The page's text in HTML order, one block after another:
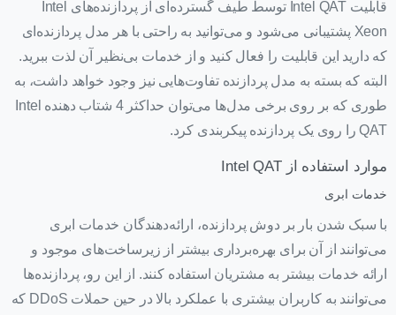
قابلیت Intel QAT توسط طیف گسترده‌ای از پردازنده‌های Intel
Xeon پشتیبانی می‌شود و می‌توانید به راحتی با هر مدل پردازنده‌‌ای
که دارید این قابلیت را فعال کنید و از خدمات بی‌نظیر آن لذت ببرید.
البته که بسته به مدل پردازنده تفاوت‌هایی نیز وجود خواهد داشت، به
طوری که بر روی برخی مدل‌ها می‌توان حداکثر 4 شتاب دهنده Intel
QAT را روی یک پردازنده پیکربندی کرد.
موارد استفاده از Intel QAT
خدمات ابری
با سبک شدن بار بر دوش پردازنده، ارائه‌دهندگان خدمات ابری
می‌توانند از آن برای بهره‌برداری بیشتر از زیرساخت‌های موجود و
ارائه خدمات بیشتر به مشتریان استفاده کنند. از این رو، پردازنده‌ها
می‌توانند به کاربران بیشتری با عملکرد بالا در حین حملات DDoS که